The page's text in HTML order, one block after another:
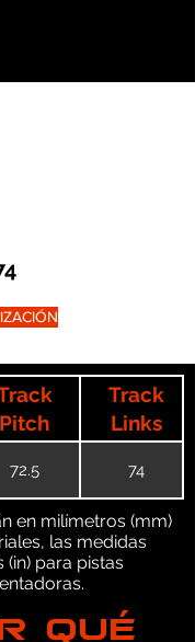
Pitch
Track
Links
72.5 74
en milímetros (mm)
las medidas
para pistas
QUÉ